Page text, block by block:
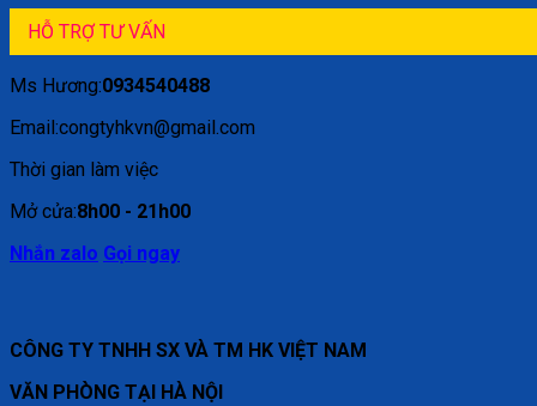
HỖ TRỢ TƯ VẤN
Ms Hương:0934540488
Email:congtyhkvn@gmail.com
Thời gian làm việc
Mở cửa:8h00 - 21h00
Nhắn zalo Gọi ngay
CÔNG TY TNHH SX VÀ TM HK VIỆT NAM
VĂN PHÒNG TẠI HÀ NỘI